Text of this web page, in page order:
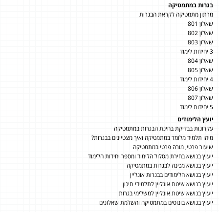
בגרות במתמטיקה
מרתון מתמטיקה לקראת הבגרות
שאלון 801
שאלון 802
שאלון 803
3 יחידות לימוד
שאלון 804
שאלון 805
4 יחידות לימוד
שאלון 806
שאלון 807
5 יחידות לימוד
יועץ הלימודים
עקרונות בבדיקת בחינת הבגרות במתמטיקה
מיהו תלמיד מלומד במתמטיקה ואיך מצטיינים בבגרות?
שיעור פרטי, מורה פרטי במתמטיקה
ייעוץ בנושא בחירת מסלול הלימוד ומספר יחידות הלימוד
ייעוץ בנושא מכינה לבגרות במתמטיקה
ייעוץ בנושא הלימודים בבגרות אונליין
ייעוץ בנושא שיטת אונליין לתלמידי תיכון
ייעוץ בנושא שיטת אונליין למשלימי בגרות
ייעוץ בנושא בונוסים במתמטיקה והשלמת שאלונים